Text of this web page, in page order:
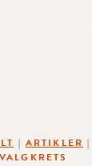
| ARTIKLER |